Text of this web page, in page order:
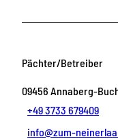
Pächter/Betreiber
09456 Annaberg-
+49 3733 679409
info@zum-